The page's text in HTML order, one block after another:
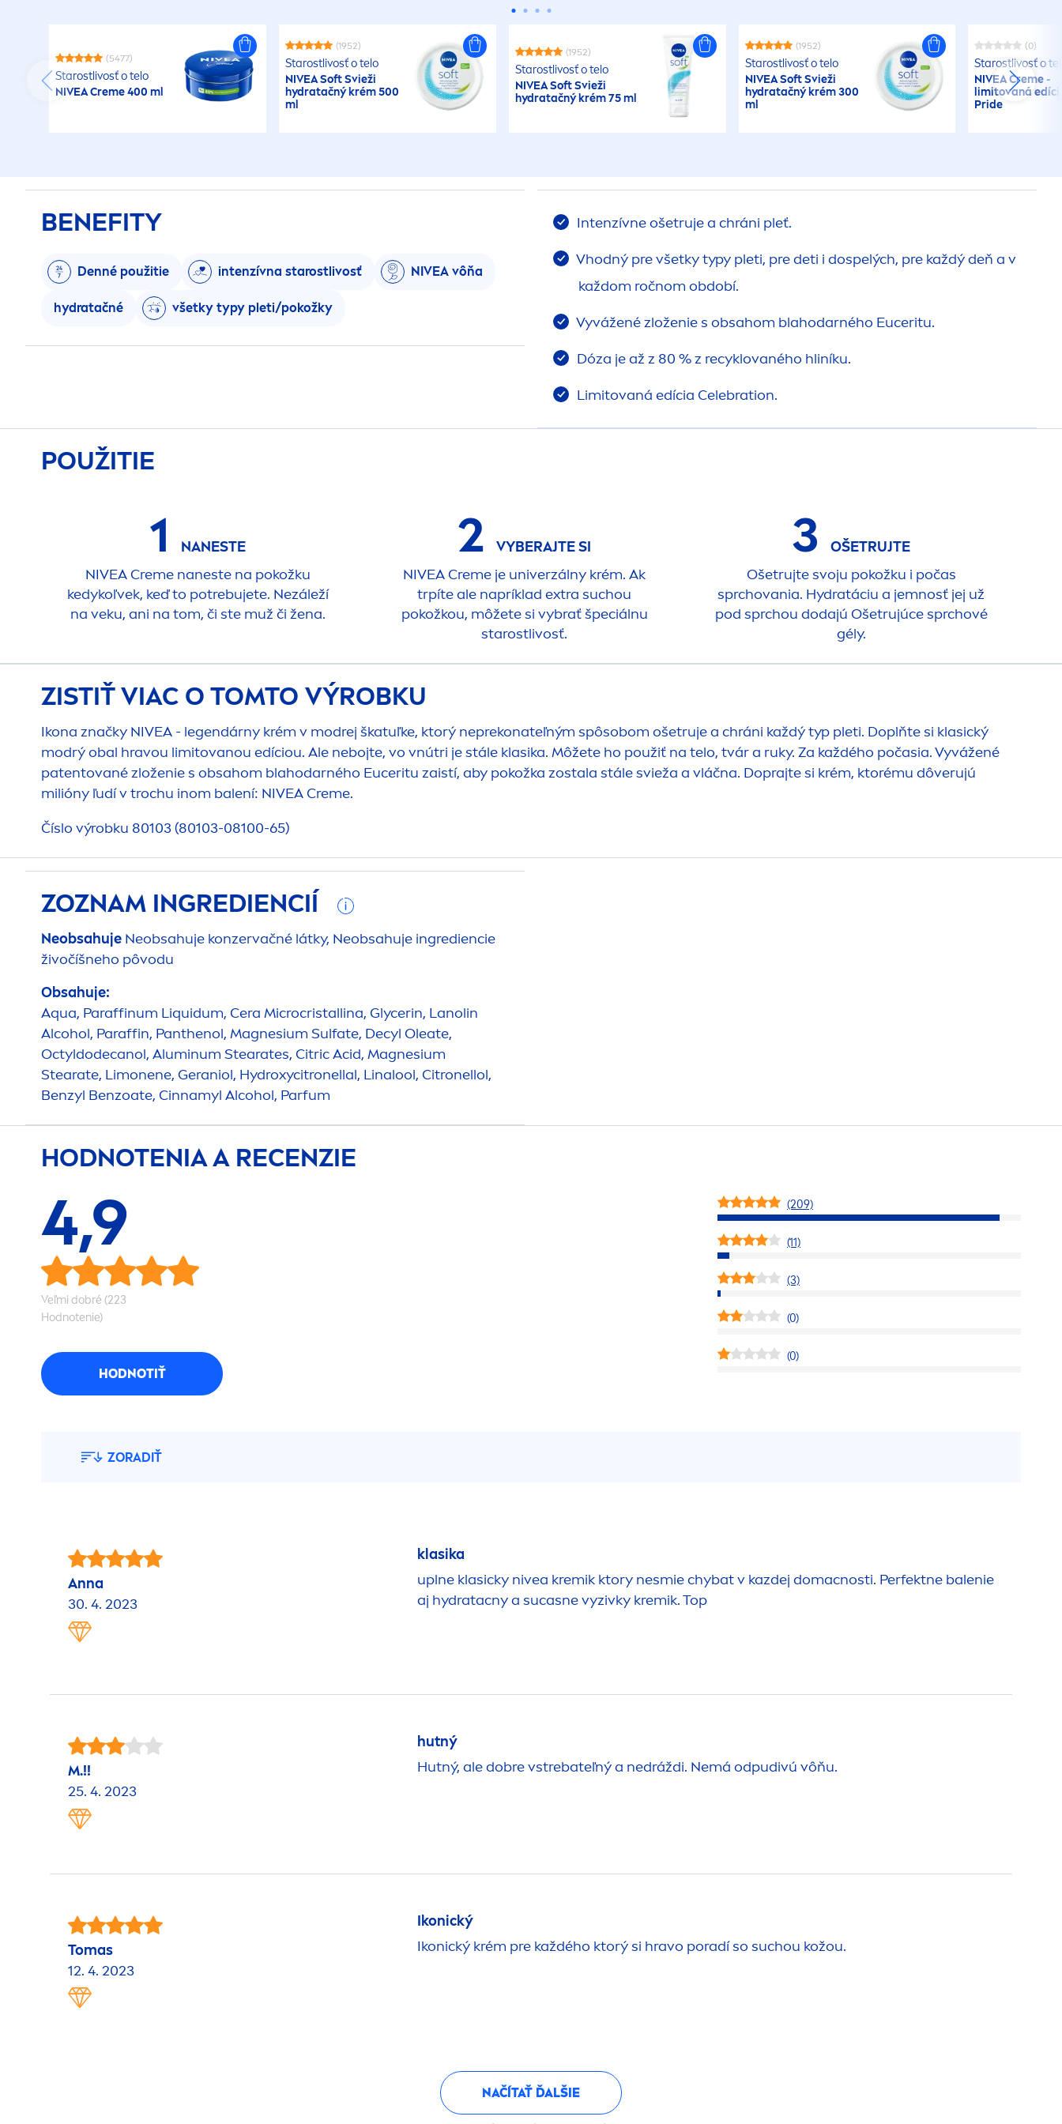
(5477)
Starostlivosť o telo
NIVEACreme400 ml
(1952)
Starostlivosť o telo
NIVEASoft Svieži
hydratačný krém 500
ml
(1952)
Starostlivosť o telo
NIVEASoft Svieži
hydratačný krém 75 ml
(1952)
Starostlivosť o telo
NIVEASoft Svieži
hydratačný krém 300
ml
(0)
Starostlivosť o
NIVEACreme -
limitovaná
Pride
BENEFITY
Denné použitie intenzívna starostlivosť NIVEA vôňa
hydratačné všetky typy pleti/pokožky
Intenzívne ošetruje a chráni pleť.
Vhodný pre všetky typy pleti, pre deti i dospelých, pre každý deň a v
každom ročnom období.
Vyvážené zloženie s obsahom blahodarného Euceritu.
Dóza je až z 80 % z recyklovaného hliníku.
Limitovaná edícia Celebration.
POUŽITIE
1
NANESTE
NIVEA Creme naneste na pokožku
kedykoľvek, keď to potrebujete. Nezáleží
na veku, ani na tom, či ste muž či žena.
2
VYBERAJTE SI
NIVEA Creme je univerzálny krém. Ak
trpíte ale napríklad extra suchou
pokožkou, môžete si vybrať špeciálnu
starostlivosť.
3
OŠETRUJTE
Ošetrujte svoju pokožku i počas
sprchovania. Hydratáciu a jemnosť jej už
pod sprchou dodajú Ošetrujúce sprchové
gély.
ZISTIŤ VIAC O TOMTO VÝROBKU
Ikona značky NIVEA - legendárny krém v modrej škatuľke, ktorý neprekonateľným spôsobom ošetruje a chráni každý typ pleti. Doplňte si klasický
modrý obal hravou limitovanou edíciou. Ale nebojte, vo vnútri je stále klasika. Môžete ho použiť na telo, tvár a ruky. Za každého počasia. Vyvážené
patentované zloženie s obsahom blahodarného Euceritu zaistí, aby pokožka zostala stále svieža a vláčna. Doprajte si krém, ktorému dôverujú
milióny ľudí v trochu inom balení: NIVEA Creme.
Číslo výrobku 80103 (80103-08100-65)
ZOZNAM INGREDIENCIÍ
Neobsahuje Neobsahuje konzervačné látky, Neobsahuje ingrediencie
živočíšneho pôvodu
Obsahuje:
Aqua, Paraffinum Liquidum, Cera Microcristallina, Glycerin, Lanolin
Alcohol, Paraffin, Panthenol, Magnesium Sulfate, Decyl Oleate,
Octyldodecanol, Aluminum Stearates, Citric Acid, Magnesium
Stearate, Limonene, Geraniol, Hydroxycitronellal, Linalool, Citronellol,
Benzyl Benzoate, Cinnamyl Alcohol, Parfum
HODNOTENIA A RECENZIE
4,9
Veľmi dobré (223
Hodnotenie)
HODNOTIŤ
(209)
(11)
(3)
(0)
(0)
ZORADIŤ
Anna
30. 4. 2023
klasika
uplne klasicky nivea kremik ktory nesmie chybat v kazdej domacnosti. Perfektne balenie
aj hydratacny a sucasne vyzivky kremik. Top
M.!!
25. 4. 2023
hutný
Hutný, ale dobre vstrebateľný a nedráždi. Nemá odpudivú vôňu.
Tomas
12. 4. 2023
Ikonický
Ikonický krém pre každého ktorý si hravo poradí so suchou kožou.
NAČÍTAŤ ĎALŠIE